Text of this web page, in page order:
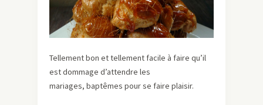
Tellement bon et tellement facile à faire qu’il
est dommage d’attendre les
mariages, baptêmes pour se faire plaisir.